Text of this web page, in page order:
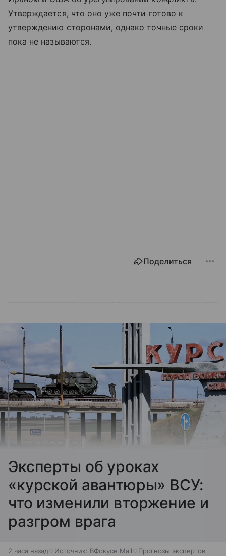
Утверждается, что оно уже почти готово к
утверждению сторонами, однако точные сроки
пока не называются.
Поделиться
Эксперты об уроках
«курской авантюры» ВСУ:
что изменили вторжение и
разгром врага
2 часа назад Источник: ВФокусе Mail Прогнозы экспертов